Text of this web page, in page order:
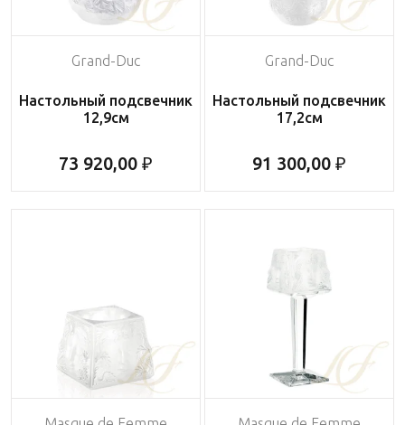
Grand-Duc
Настольный подсвечник
12,9см
73 920,00 ₽
Grand-Duc
Настольный подсвечник
17,2см
91 300,00 ₽